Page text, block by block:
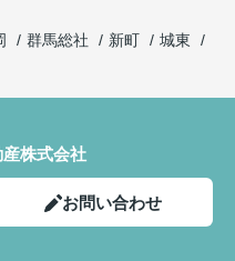
群馬総社 新町
城東
株式会社
お問い合わせ